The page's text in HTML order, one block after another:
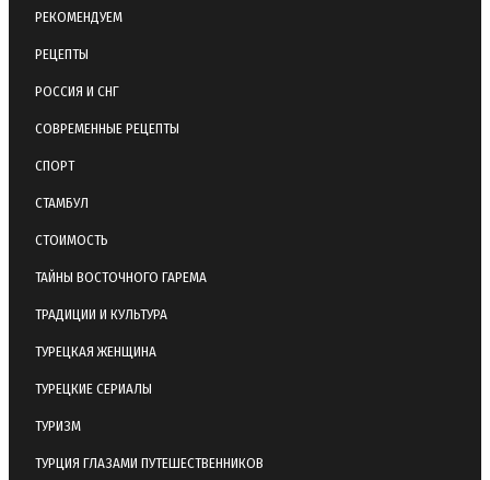
РЕКОМЕНДУЕМ
РЕЦЕПТЫ
РОССИЯ И СНГ
СОВРЕМЕННЫЕ РЕЦЕПТЫ
СПОРТ
СТАМБУЛ
СТОИМОСТЬ
ТАЙНЫ ВОСТОЧНОГО ГАРЕМА
ТРАДИЦИИ И КУЛЬТУРА
ТУРЕЦКАЯ ЖЕНЩИНА
ТУРЕЦКИЕ СЕРИАЛЫ
ТУРИЗМ
ТУРЦИЯ ГЛАЗАМИ ПУТЕШЕСТВЕННИКОВ